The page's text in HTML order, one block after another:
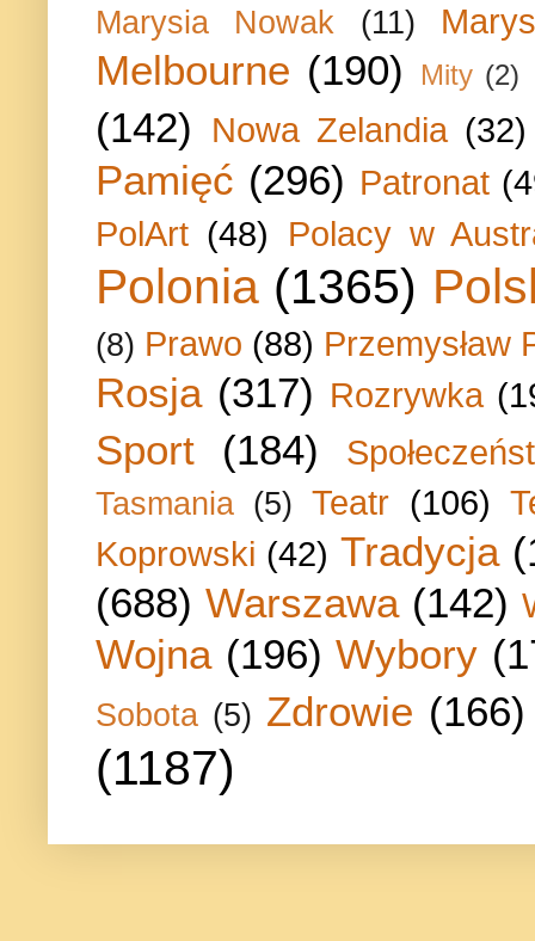
Marysia Nowak (11)
Melbourne (190) Mity (2)
(142) Nowa Zelandia (32)
Pamięć (296) Patronat
PolArt (48) Polacy w
Polonia (1365)
(8) Prawo (88) Przemysław
Rosja (317) Rozrywka
Sport (184)
Tasmania (5) Teatr (106)
Koprowski (42) Tradycja
(688) Warszawa (142)
Wojna (196) Wybory
Sobota (5) Zdrowie (166)
(1187)